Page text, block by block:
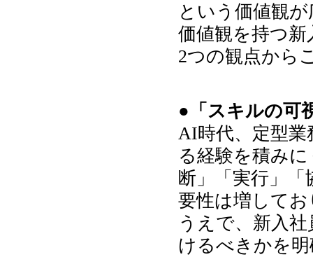
という価値観
価値観を持つ
2つの観点から
●「スキルの可
AI時代、定型業
る経験を積み
断」「実行」
要性は増して
うえで、新入
けるべきかを